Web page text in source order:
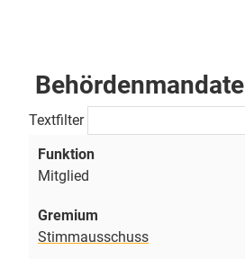
Behördenmandate
Textfilter
Mitglied
Stimmausschuss